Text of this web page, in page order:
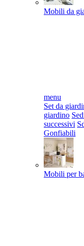
Mobili da
menu
Set da
giardino
successivi
Gonfiabili
Mobili per